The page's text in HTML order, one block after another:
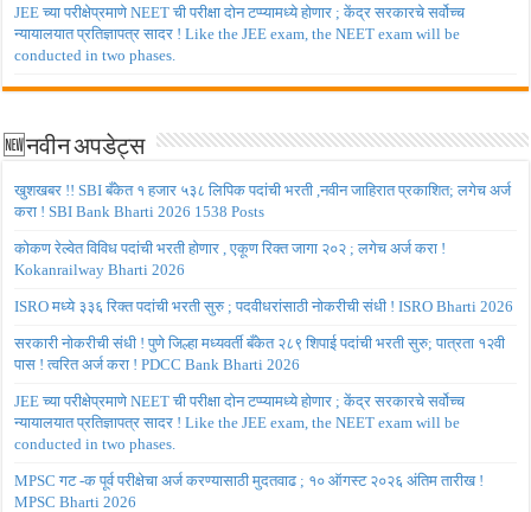
JEE च्या परीक्षेप्रमाणे NEET ची परीक्षा दोन टप्प्यामध्ये होणार ; केंद्र सरकारचे सर्वोच्च
न्यायालयात प्रतिज्ञापत्र सादर ! Like the JEE exam, the NEET exam will be
conducted in two phases.
🆕नवीन अपडेट्स
खुशखबर !! SBI बँकेत १ हजार ५३८ लिपिक पदांची भरती ,नवीन जाहिरात प्रकाशित; लगेच अर्ज
करा ! SBI Bank Bharti 2026 1538 Posts
कोकण रेल्वेत विविध पदांची भरती होणार , एकूण रिक्त जागा २०२ ; लगेच अर्ज करा !
Kokanrailway Bharti 2026
ISRO मध्ये ३३६ रिक्त पदांची भरती सुरु ; पदवीधरांसाठी नोकरीची संधी ! ISRO Bharti 2026
सरकारी नोकरीची संधी ! पुणे जिल्हा मध्यवर्ती बँकेत २८९ शिपाई पदांची भरती सुरु; पात्रता १२वी
पास ! त्वरित अर्ज करा ! PDCC Bank Bharti 2026
JEE च्या परीक्षेप्रमाणे NEET ची परीक्षा दोन टप्प्यामध्ये होणार ; केंद्र सरकारचे सर्वोच्च
न्यायालयात प्रतिज्ञापत्र सादर ! Like the JEE exam, the NEET exam will be
conducted in two phases.
MPSC गट -क पूर्व परीक्षेचा अर्ज करण्यासाठी मुदतवाढ ; १० ऑगस्ट २०२६ अंतिम तारीख !
MPSC Bharti 2026